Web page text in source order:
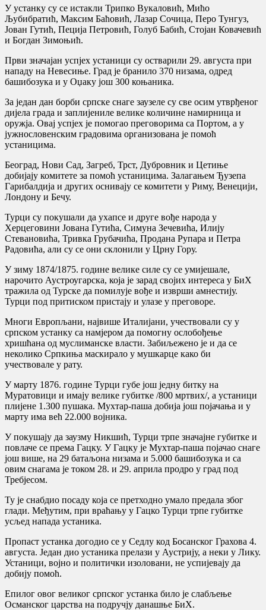
У устанку су се истакли Трипко Вукаловић, Мићо
Љубибратић, Максим Баћовић, Лазар Сочица, Перо Тунгуз,
Јован Гутић, Пеција Петровић, Голуб Бабић, Стојан Ковачевић
и Богдан Зимоњић.
Први значајан успјех устаници су остварили 29. августа при
нападу на Невесиње. Град је бранило 370 низама, одред
башибозука и у Оџаку још 300 коњаника.
За један дан борби српске снаге заузеле су све осим утврђеног
дијела града и заплијениле велике количине намирница и
оружја. Овај успјех је помогао преговорима са Портом, а у
јужнословенским градовима организована је помоћ
устаницима.
Београд, Нови Сад, Загреб, Трст, Дубровник и Цетиње
добијају комитете за помоћ устаницима. Залагањем Ђузепа
Гарибалдија и других оснивају се комитети у Риму, Венецији,
Лондону и Бечу.
Турци су покушали да ухапсе и друге вође народа у
Херцеговини Јована Гутића, Симуна Зечевића, Илију
Стевановића, Тривка Грубачића, Продана Рупара и Петра
Радовића, али су се они склонили у Црну Гору.
У зиму 1874/1875. године велике силе су се умијешале,
нарочито Аустроугарска, која је зарад својих интереса у БиХ
тражила од Турске да помилује вође и изврши амнестију.
Турци под притиском пристају и улазе у преговоре.
Многи Европљани, највише Италијани, учествовали су у
српском устанку са намјером да помогну ослобођење
хришћана од муслиманске власти. Забиљежено је и да се
неколико Српкиња маскирало у мушкарце како би
учествовале у рату.
У марту 1876. године Турци губе још једну битку на
Муратовици и имају велике губитке /800 мртвих/, а устаници
плијене 1.300 пушака. Мухтар-паша добија још појачања и у
марту има већ 22.000 војника.
У покушају да заузму Никшић, Турци трпе значајне губитке и
повлаче се према Гацку. У Гацку је Мухтар-паша појачао снаге
још више, на 29 батаљона низама и 5.000 башибозука и са
овим снагама је током 28. и 29. априла продро у град под
Требјесом.
Ту је снабдио посаду која се претходно умало предала због
глади. Међутим, при враћању у Гацко Турци трпе губитке
усљед напада устаника.
Пропаст устанка догодио се у Седлу код Босанског Грахова 4.
августа. Један дио устаника прелази у Аустрију, а неки у Лику.
Устаници, војно и политички изоловани, не успијевају да
добију помоћ.
Епилог овог великог српског устанка било је слабљење
Османског царства на подручју данашње БиХ.